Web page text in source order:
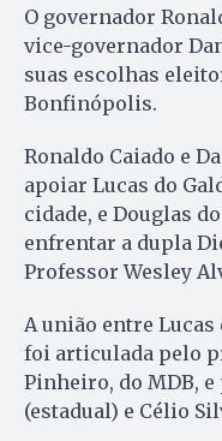
O governador
vice-governador
suas escolhas
Bonfinópolis.
Ronaldo Caiado e
apoiar Lucas do
cidade, e Douglas
enfrentar a dupla
Professor Wesley
A união entre
foi articulada pelo
Pinheiro, do MDB,
(estadual) e Célio